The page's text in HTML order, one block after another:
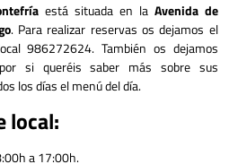
está situada en la Avenida de
. Para realizar reservas os dejamos el
986272624. También os dejamos
si queréis saber más sobre sus
los días el menú del día.
local:
a 17:00h.